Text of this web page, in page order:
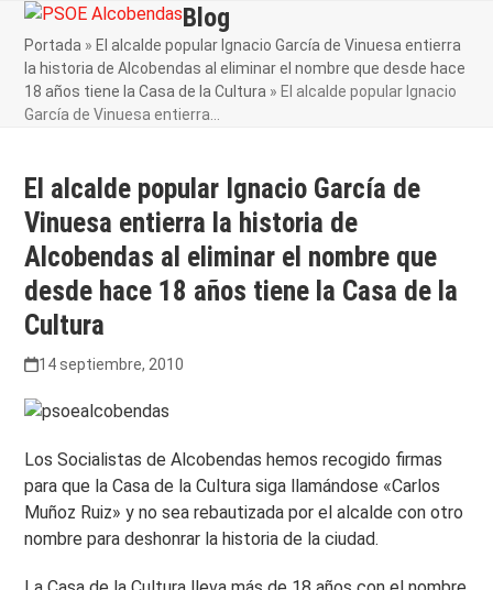
Skip
content
Open
mobile
menu
Close
mobile
menu
Blog
Portada » El alcalde popular Ignacio García de Vinuesa entierra
la historia de Alcobendas al eliminar el nombre que desde hace
18 años tiene la Casa de la Cultura » El alcalde popular Ignacio
García de Vinuesa entierra…
El alcalde popular Ignacio García de
Vinuesa entierra la historia de
Alcobendas al eliminar el nombre que
desde hace 18 años tiene la Casa de la
Cultura
14 septiembre, 2010
Los Socialistas de Alcobendas hemos recogido firmas
para que la Casa de la Cultura siga llamándose «Carlos
Muñoz Ruiz» y no sea rebautizada por el alcalde con otro
nombre para deshonrar la historia de la ciudad.